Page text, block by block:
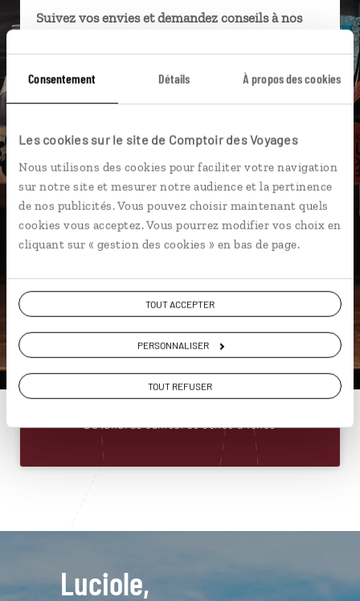
Consentement Détails À propos des cookies
Les cookies sur le site de Comptoir des Voyages
Nous utilisons des cookies pour faciliter votre navigation
sur notre site et mesurer notre audience et la pertinence
de nos publicités. Vous pouvez choisir maintenant quels
cookies vous acceptez. Vous pourrez modifier vos choix en
cliquant sur « gestion des cookies » en bas de page.
TOUT ACCEPTER
PERSONNALISER
TOUT REFUSER
Suivez vos envies et demandez conseils à nos
Ils sauront organiser votre itinéraire au plus
près de vos envies et de la réalité du pays.
connectés en agence, mais aussi par email ou
Vous gardez le même interlocuteur avant,
pendant et après votre voyage.
DEMANDER UN DEVIS
Construisez votre voyage avec un spécialiste Japon
01 86 95 65 28
Du lundi au samedi de 09h30 à 18h30
Luciole,